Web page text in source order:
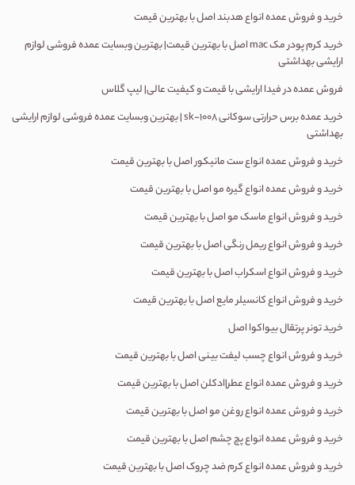
خرید و فروش عمده انواع هدبند اصل با بهترین قیمت
خرید کرم پودر مک
اصل با بهترین قیمت| بهترین وبسایت عمده فروشی لوازم
ارایشی بهداشتی
فروش عمده در فیدا ارایشی با قیمت و کیفیت عالی| لیپ گلاس
خرید عمده برس حرارتی سوکانی
بهترین وبسایت عمده فروشی لوازم ارایشی
بهداشتی
خرید و فروش عمده انواع ست مانیکور اصل با بهترین قیمت
خرید و فروش عمده انواع گیره مو اصل با بهترین قیمت
خرید و فروش انواع ماسک مو اصل با بهترین قیمت
خرید و فروش انواع ریمل رنگی اصل با بهترین قیمت
خرید و فروش انواع اسکراب اصل با بهترین قیمت
خرید و فروش انواع کانسیلر مایع اصل با بهترین قیمت
خرید تونر پرتقال بیواکوا اصل
خرید و فروش انواع چسب لیفت بینی اصل با بهترین قیمت
خرید و فروش عمده انواع عطر|ادکلن اصل با بهترین قیمت
خرید و فروش عمده انواع روغن مو اصل با بهترین قیمت
خرید و فروش عمده انواع پچ چشم اصل با بهترین قیمت
خرید و فروش عمده انواع کرم ضد چروک اصل با بهترین قیمت